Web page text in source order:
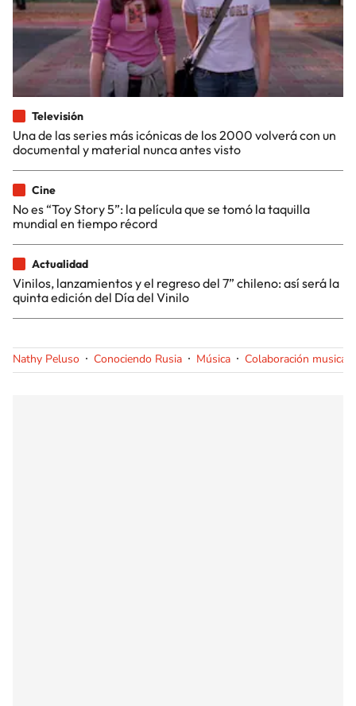
Televisión
Una de las series más icónicas de los 2000 volverá con un
documental y material nunca antes visto
Cine
No es “Toy Story 5”: la película que se tomó la taquilla
mundial en tiempo récord
Actualidad
Vinilos, lanzamientos y el regreso del 7” chileno: así será la
quinta edición del Día del Vinilo
Nathy Peluso Conociendo Rusia Música Colaboración musical